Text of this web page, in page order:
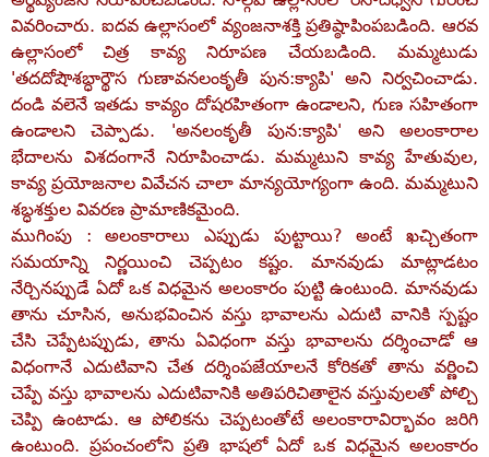
వివరించారు. ఐదవ ఉల్లాసంలో వ్యంజనాశక్తి ప్రతిష్ఠాపింపబడింది. ఆరవ
ఉల్లాసంలో చిత్ర కావ్య నిరూపణ చేయబడింది. మమ్మటుడు
'తదదోషౌశబ్ధార్థౌస గుణావనలంకృతీ పున:క్యాపి' అని నిర్వచించాడు.
దండి వలెనే ఇతడు కావ్యం దోషరహితంగా ఉండాలని, గుణ సహితంగా
ఉండాలని చెప్పాడు. 'అనలంకృతీ పున:క్యాపి' అని అలంకారాల
భేదాలను విశదంగానే నిరూపించాడు. మమ్మటుని కావ్య హేతువుల,
కావ్య ప్రయోజనాల వివేచన చాలా మాన్యయోగ్యంగా ఉంది. మమ్మటుని
శబ్ధశక్తుల వివరణ ప్రామాణికమైంది.
ముగింపు : అలంకారాలు ఎప్పుడు పుట్టాయి? అంటే ఖచ్చితంగా
సమయాన్ని నిర్ణయించి చెప్పటం కష్టం. మానవుడు మాట్లాడటం
నేర్చినప్పుడే ఏదో ఒక విధమైన అలంకారం పుట్టి ఉంటుంది. మానవుడు
తాను చూసిన, అనుభవించిన వస్తు భావాలను ఎదుటి వానికి స్పష్టం
చేసి చెప్పేటప్పుడు, తాను ఏవిధంగా వస్తు భావాలను దర్శించాడో ఆ
విధంగానే ఎదుటివాని చేత దర్శింపజేయాలనే కోరికతో తాను వర్ణించి
చెప్పే వస్తు భావాలను ఎదుటివానికి అతిపరిచితాలైన వస్తువులతో పోల్చి
చెప్పి ఉంటాడు. ఆ పోలికను చెప్పటంతోటే అలంకారావిర్భావం జరిగి
ఉంటుంది. ప్రపంచంలోని ప్రతి భాషలో ఏదో ఒక విధమైన అలంకారం